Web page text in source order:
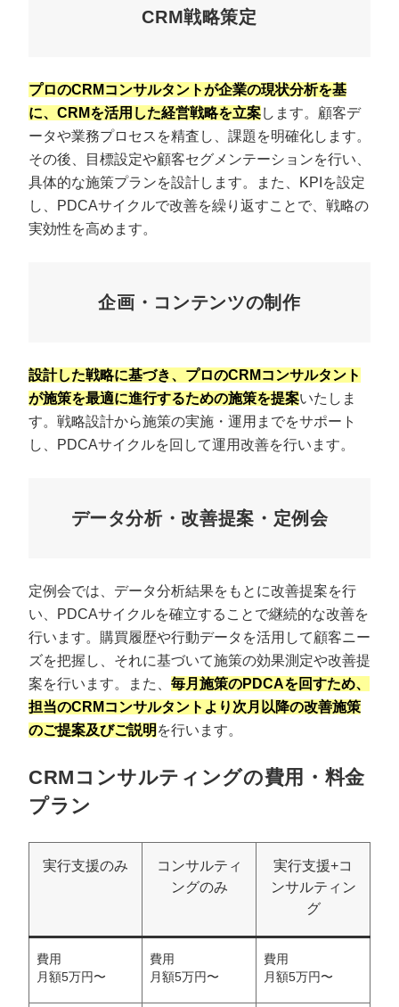
CRM戦略策定
プロのCRMコンサルタントが企業の現状分析を基
に、CRMを活用した経営戦略を立案します。顧客デ
ータや業務プロセスを精査し、課題を明確化します。
その後、目標設定や顧客セグメンテーションを行い、
具体的な施策プランを設計します。また、KPIを設定
し、PDCAサイクルで改善を繰り返すことで、戦略の
実効性を高めます。
企画・コンテンツの制作
設計した戦略に基づき、プロのCRMコンサルタント
が施策を最適に進行するための施策を提案いたしま
す。戦略設計から施策の実施・運用までをサポート
し、PDCAサイクルを回して運用改善を行います。
データ分析・改善提案・定例会
定例会では、データ分析結果をもとに改善提案を行
い、PDCAサイクルを確立することで継続的な改善を
行います。購買履歴や行動データを活用して顧客ニー
ズを把握し、それに基づいて施策の効果測定や改善提
案を行います。また、 毎月施策のPDCAを回すため、
担当のCRMコンサルタントより次月以降の改善施策
のご提案及びご説明 を行います。
CRMコンサルティングの費用・料金
プラン
実行支援のみ
コンサルティ
ングのみ
実行支援+コ
ンサルティン
グ
費用
月額5万円〜
費用
月額5万円〜
費用
月額5万円〜